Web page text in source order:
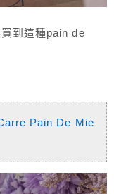
到這種pain de
Pain De Mie